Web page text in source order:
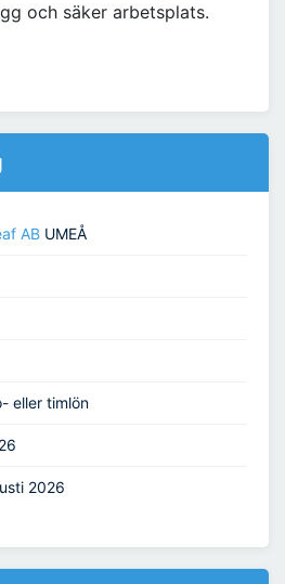
och säker arbetsplats.
AB UMEÅ
eller timlön
2026